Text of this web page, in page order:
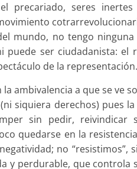
precariado, seres
mundo, no tengo
ser ciudadanista: el
de la representación.
ambivalencia a que se ve
siquiera derechos) pues
sin pedir, reivindicar
quedarse en la
no “resistimos”,
y perdurable, que controla